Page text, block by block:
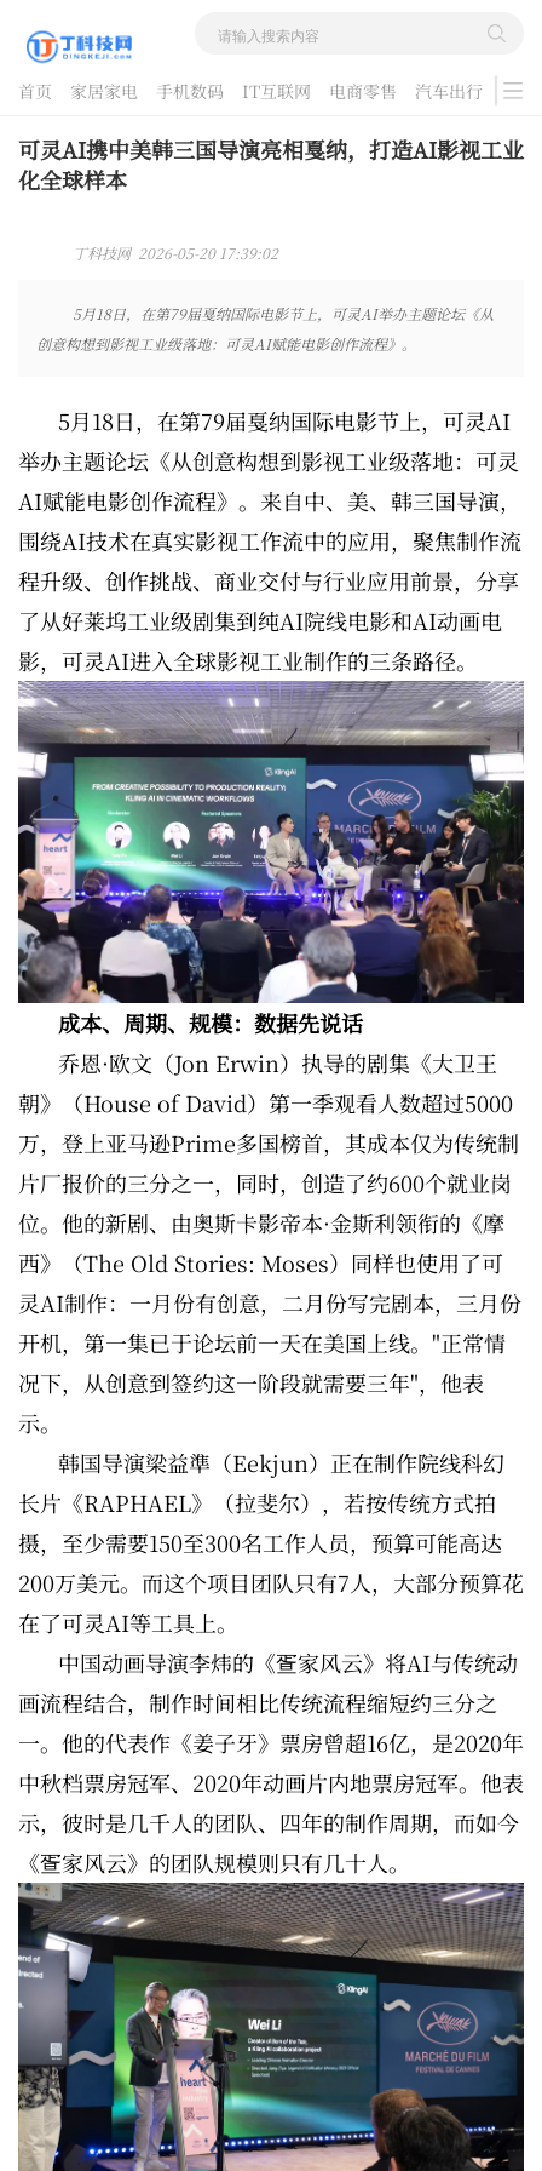
首页 家居家电 手机数码 IT互联网 电商零售 汽车出行
游戏
酷品评测
可灵AI携中美韩三国导演亮相戛纳，打造AI影视工业
化全球样本
丁科技网 2026-05-20 17:39:02
5月18日，在第79届戛纳国际电影节上，可灵AI举办主题论坛《从
创意构想到影视工业级落地：可灵AI赋能电影创作流程》。
5月18日，在第79届戛纳国际电影节上，可灵AI
举办主题论坛《从创意构想到影视工业级落地：可灵
AI赋能电影创作流程》。来自中、美、韩三国导演，
围绕AI技术在真实影视工作流中的应用，聚焦制作流
程升级、创作挑战、商业交付与行业应用前景，分享
了从好莱坞工业级剧集到纯AI院线电影和AI动画电
影，可灵AI进入全球影视工业制作的三条路径。
成本、周期、规模：数据先说话
乔恩·欧文（Jon Erwin）执导的剧集《大卫王
朝》（House of David）第一季观看人数超过5000
万，登上亚马逊Prime多国榜首，其成本仅为传统制
片厂报价的三分之一，同时，创造了约600个就业岗
位。他的新剧、由奥斯卡影帝本·金斯利领衔的《摩
西》（The Old Stories: Moses）同样也使用了可
灵AI制作：一月份有创意，二月份写完剧本，三月份
开机，第一集已于论坛前一天在美国上线。"正常情
况下，从创意到签约这一阶段就需要三年"，他表
示。
韩国导演梁益準（Eekjun）正在制作院线科幻
长片《RAPHAEL》（拉斐尔），若按传统方式拍
摄，至少需要150至300名工作人员，预算可能高达
200万美元。而这个项目团队只有7人，大部分预算花
在了可灵AI等工具上。
中国动画导演李炜的《疍家风云》将AI与传统动
画流程结合，制作时间相比传统流程缩短约三分之
一。他的代表作《姜子牙》票房曾超16亿，是2020年
中秋档票房冠军、2020年动画片内地票房冠军。他表
示，彼时是几千人的团队、四年的制作周期，而如今
《疍家风云》的团队规模则只有几十人。